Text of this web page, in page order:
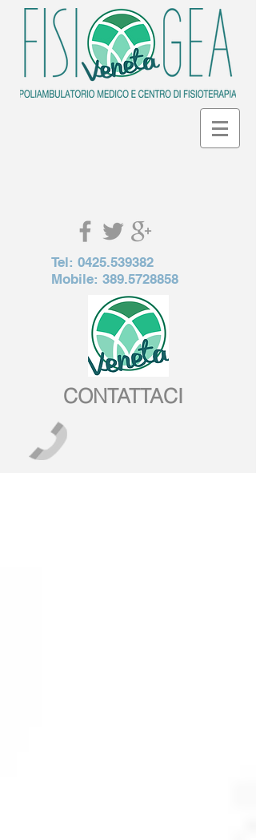
Tel: 0425.539382
Mobile: 389.5728858
CONTATTACI